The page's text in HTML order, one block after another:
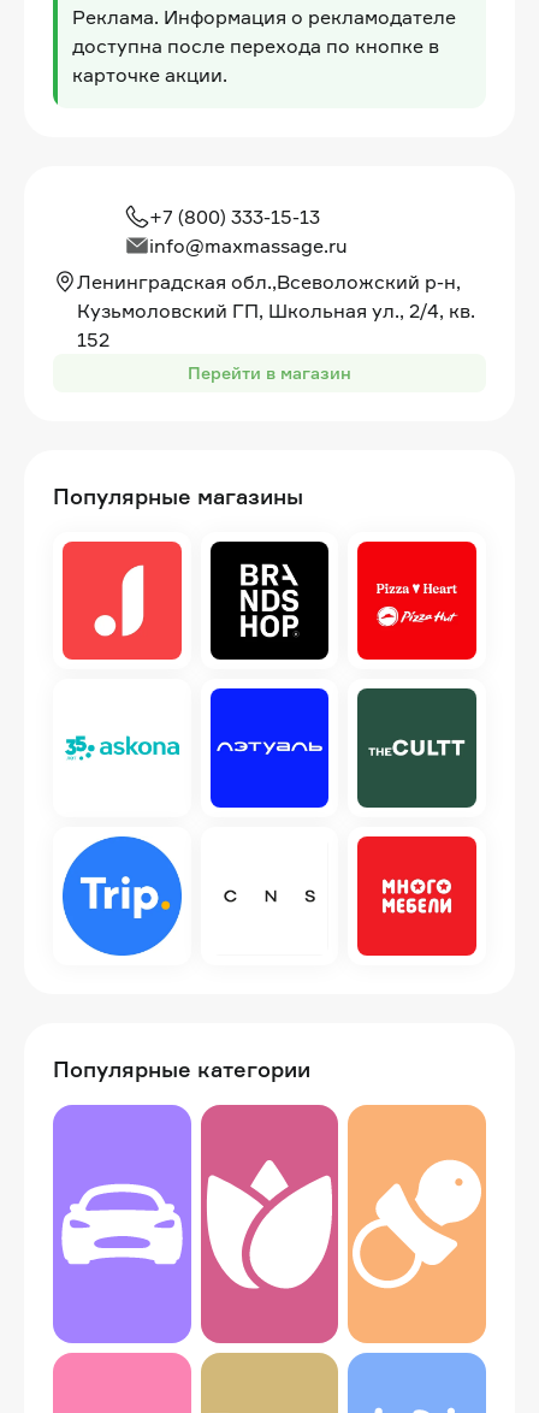
Реклама. Информация о рекламодателе
доступна после перехода по кнопке в
карточке акции.
+7 (800) 333-15-13
info@maxmassage.ru
Ленинградская обл.,Всеволожский р-н,
Кузьмоловский ГП, Школьная ул., 2/4, кв.
152
Перейти в магазин
Популярные магазины
Популярные категории